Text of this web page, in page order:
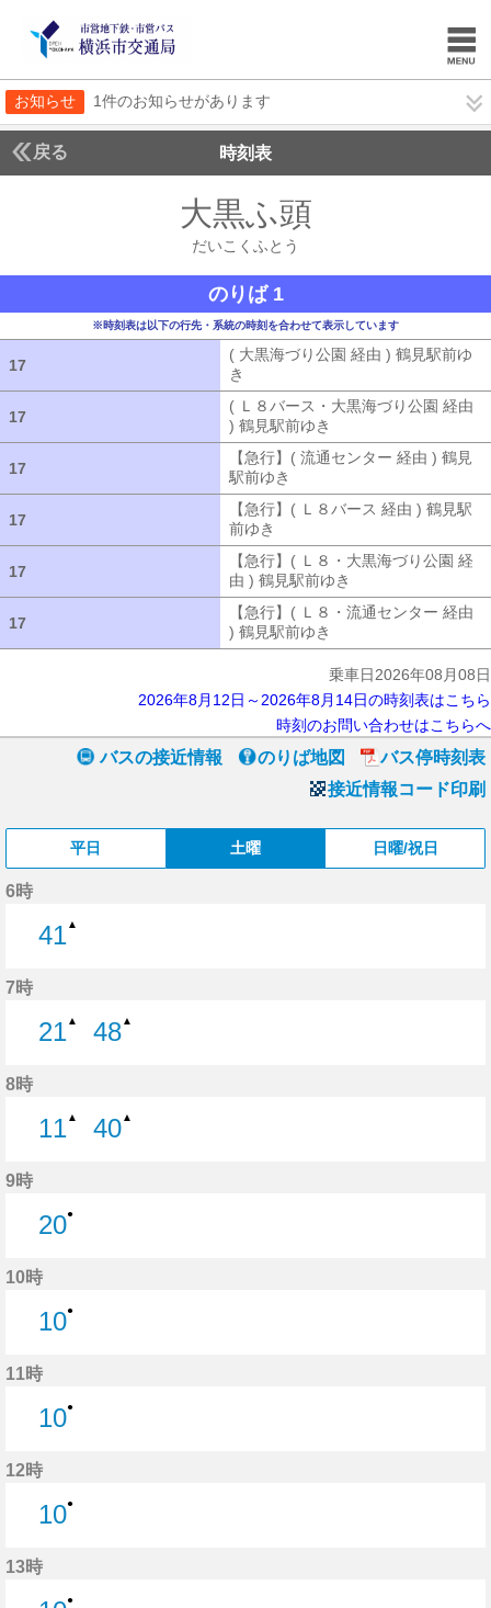
お知らせ 1件のお知らせがあります
戻る 時刻表
大黒ふ頭
だいこくふとう
のりば 1
※時刻表は以下の行先・系統の時刻を合わせて表示しています
17
( 大黒海づり公園 経由 ) 鶴見駅前ゆ
き
17
( Ｌ８バース・大黒海づり公園 経由
) 鶴見駅前ゆき
17
【急行】( 流通センター 経由 ) 鶴見
駅前ゆき
17
【急行】( Ｌ８バース 経由 ) 鶴見駅
前ゆき
17
【急行】( Ｌ８・大黒海づり公園 経
由 ) 鶴見駅前ゆき
17
【急行】( Ｌ８・流通センター 経由
) 鶴見駅前ゆき
乗車日2026年08月08日
2026年8月12日～2026年8月14日の時刻表はこちら
時刻のお問い合わせはこちらへ
バスの接近情報 のりば地図
バス停時刻表
接近情報コード印刷
平日 土曜 日曜/祝日
6時
41▲
7時
21▲
48▲
8時
11▲
40▲
9時
20●
10時
10●
11時
10●
12時
10●
13時
●